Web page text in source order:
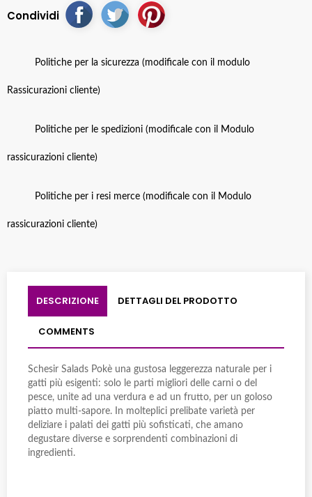
Condividi
Politiche per la sicurezza (modificale con il modulo
Rassicurazioni cliente)
Politiche per le spedizioni (modificale con il Modulo
rassicurazioni cliente)
Politiche per i resi merce (modificale con il Modulo
rassicurazioni cliente)
DESCRIZIONE DETTAGLI DEL PRODOTTO
COMMENTS
Schesir Salads Pokè una gustosa leggerezza naturale per i
gatti più esigenti: solo le parti migliori delle carni o del
pesce, unite ad una verdura e ad un frutto, per un goloso
piatto multi-sapore. In molteplici prelibate varietà per
deliziare i palati dei gatti più sofisticati, che amano
degustare diverse e sorprendenti combinazioni di
ingredienti.